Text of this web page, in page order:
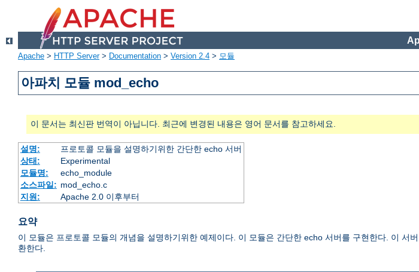
Apache > HTTP Server> Documentation > Version 2.4 > 모듈
아파치 모듈 mod_echo
이 문서는 최신판 번역이 아닙니다. 최근에 변경된 내용은 영어 문서를 참고하세요.
설명:
프로토콜 모듈을 설명하기위한 간단한 echo 서버
상태:
Experimental
모듈명:
echo_module
소스파일: mod_echo.c
지원:
Apache 2.0 이후부터
요약
이 모듈은 프로토콜 모듈의 개념을 설명하기위한 예제이다. 이 모듈은 간단한 echo 서버를 구현한다. 이 서
환한다.